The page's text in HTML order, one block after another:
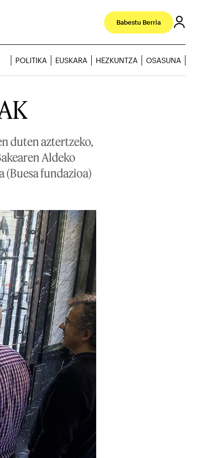
Babestu Berria
POLITIKA EUSKARA HEZKUNTZA OSASUNA
duten aztertzeko,
Aldeko
(Buesa fundazioa)